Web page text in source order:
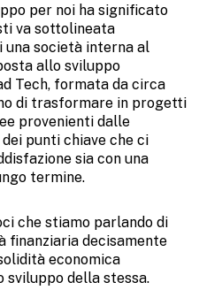
per noi ha significato
va sottolineata
una società interna al
allo sviluppo
Tech, formata da circa
di trasformare in progetti
provenienti dalle
punti chiave che ci
sia con una
termine.
che stiamo parlando di
finanziaria decisamente
economica
sviluppo della stessa.